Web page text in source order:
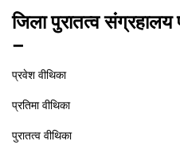
जिला पुरातत्व संग्रहालय
–
प्रवेश वीथिका
प्रतिमा वीथिका
पुरातत्व वीथिका